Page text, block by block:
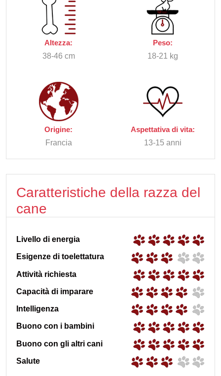
Altezza:
38-46 cm
Peso:
18-21 kg
Origine:
Francia
Aspettativa di vita:
13-15 anni
Caratteristiche della razza del
cane
Livello di energia
Esigenze di toelettatura
Attività richiesta
Capacità di imparare
Intelligenza
Buono con i bambini
Buono con gli altri cani
Salute